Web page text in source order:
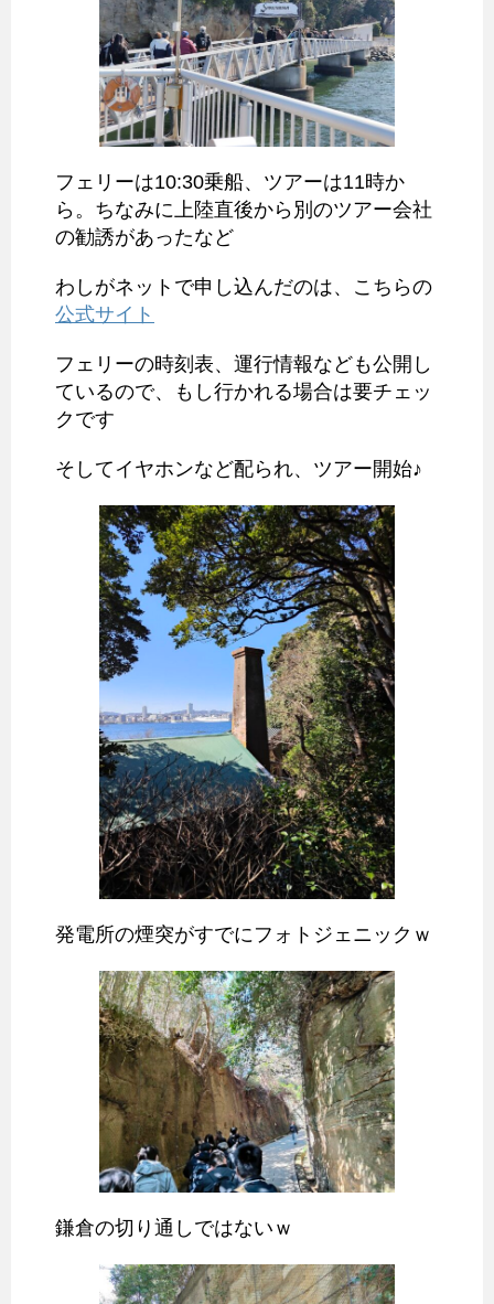
フェリーは10:30乗船、ツアーは11時か
ら。ちなみに上陸直後から別のツアー会社
の勧誘があったなど
わしがネットで申し込んだのは、こちらの
公式サイト
フェリーの時刻表、運行情報なども公開し
ているので、もし行かれる場合は要チェッ
クです
そしてイヤホンなど配られ、ツアー開始♪
発電所の煙突がすでにフォトジェニックｗ
鎌倉の切り通しではないｗ